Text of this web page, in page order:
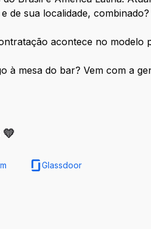
de sua localidade, combinado?
acontece no modelo
mesa do bar? Vem com a
💛
Glassdoor